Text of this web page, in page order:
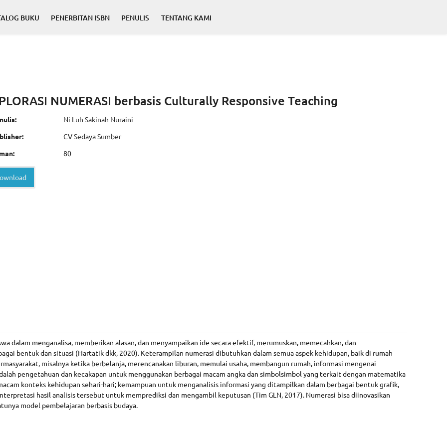
BUKU PENERBITAN ISBN PENULIS TENTANG KAMI
NUMERASI berbasis Culturally Responsive Teaching
Ni Luh Sakinah Nuraini
CV Sedaya Sumber
80
dalam menganalisa, memberikan alasan, dan menyampaikan ide secara efektif, merumuskan, memecahkan, dan
bentuk dan situasi (Hartatik dkk, 2020). Keterampilan numerasi dibutuhkan dalam semua aspek kehidupan, baik di rumah
misalnya ketika berbelanja, merencanakan liburan, memulai usaha, membangun rumah, informasi mengenai
pengetahuan dan kecakapan untuk menggunakan berbagai macam angka dan simbolsimbol yang terkait dengan matematika
konteks kehidupan sehari-hari; kemampuan untuk menganalisis informasi yang ditampilkan dalam berbagai bentuk grafik,
hasil analisis tersebut untuk memprediksi dan mengambil keputusan (Tim GLN, 2017). Numerasi bisa diinovasikan
model pembelajaran berbasis budaya.